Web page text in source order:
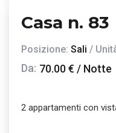
Casa n. 83
Posizione: Sali /
Da: 70.00 € / Notte
2 appartamenti con